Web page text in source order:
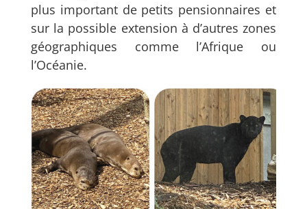
plus important de petits pensionnaires et
sur la possible extension à d’autres zones
géographiques comme l’Afrique ou
l’Océanie.